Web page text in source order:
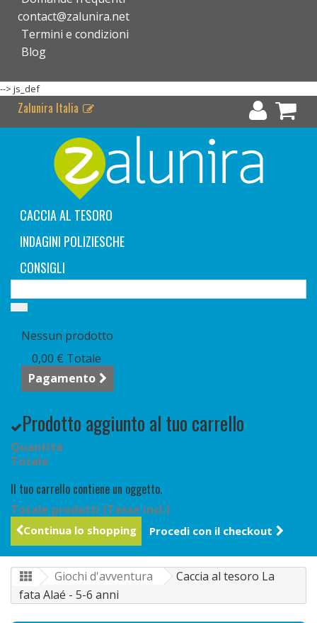
contact@zalunira.net
Termini e condizioni
Blog
--> js_def
Zalunira Italia
CACCIA AL TESORO
INDAGINI POLIZIESCHE
CONSIGLI
Nessun prodotto
0,00 € Totale
Pagamento
Prodotto aggiunto al tuo carrello
Quantità
Totale
Il tuo carrello contiene un oggetto.
Totale prodotti (Tasse incl.)
Continua lo shopping Procedi con il checkout
Giochi d'avventura
Caccia al tesoro La
fata Alaé - 5-6 anni